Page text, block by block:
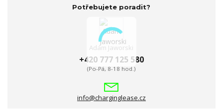
Potřebujete poradit?
Adam Jaworski
+420 777 125 580
(Po-Pá, 8-18 hod.)
info@charginglease.cz